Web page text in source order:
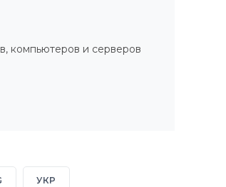
компьютеров и серверов
УКР